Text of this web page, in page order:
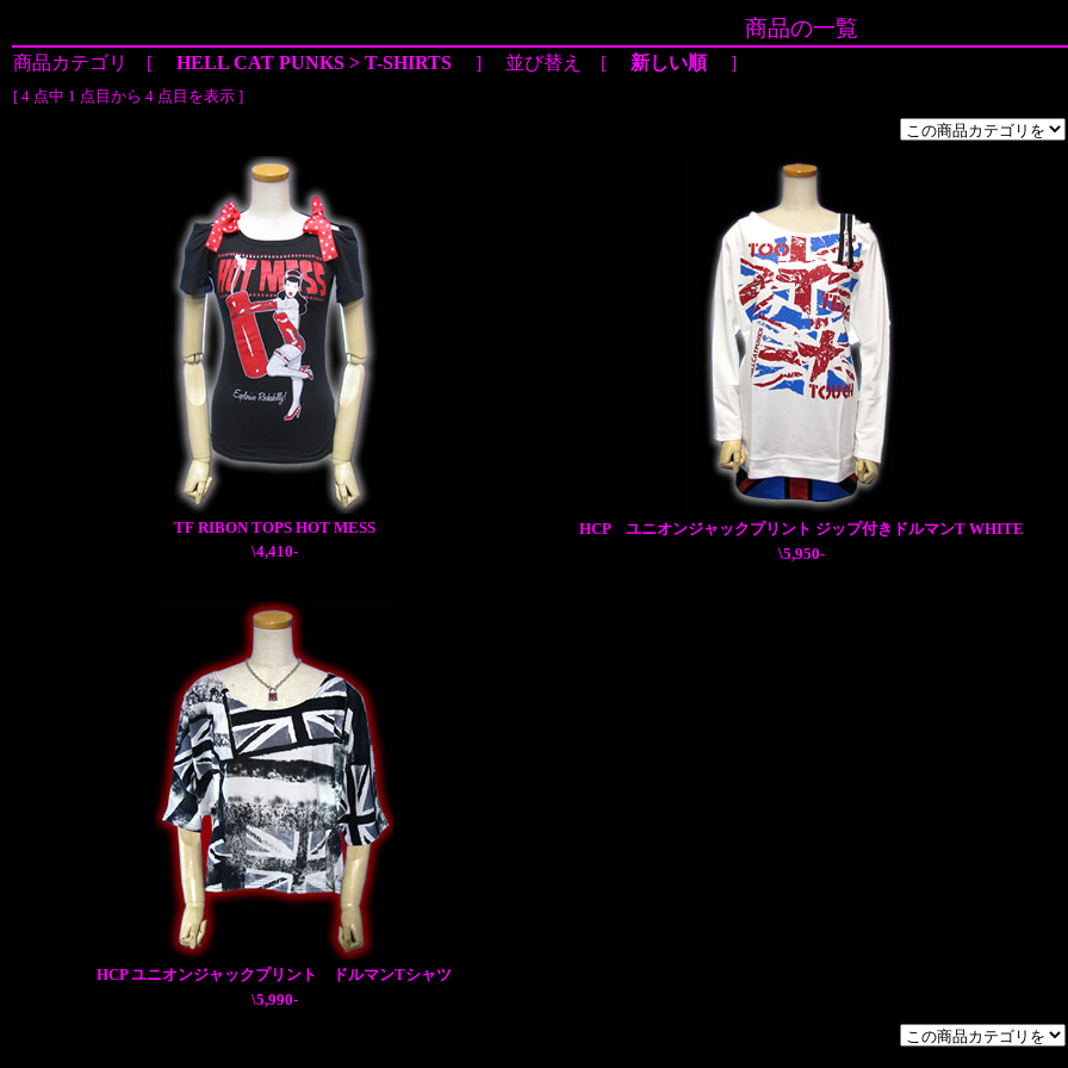
商品の一覧
商品カテゴリ [ HELL CAT PUNKS > T-SHIRTS ] 並び替え [ 新しい順 ]
[ 4 点中 1 点目から 4 点目を表示 ]
TF RIBON TOPS HOT MESS
\4,410-
HCP ユニオンジャックプリント ジップ付きドルマンT WHITE
\5,950-
HCP ユニオンジャックプリント ドルマンTシャツ
\5,990-